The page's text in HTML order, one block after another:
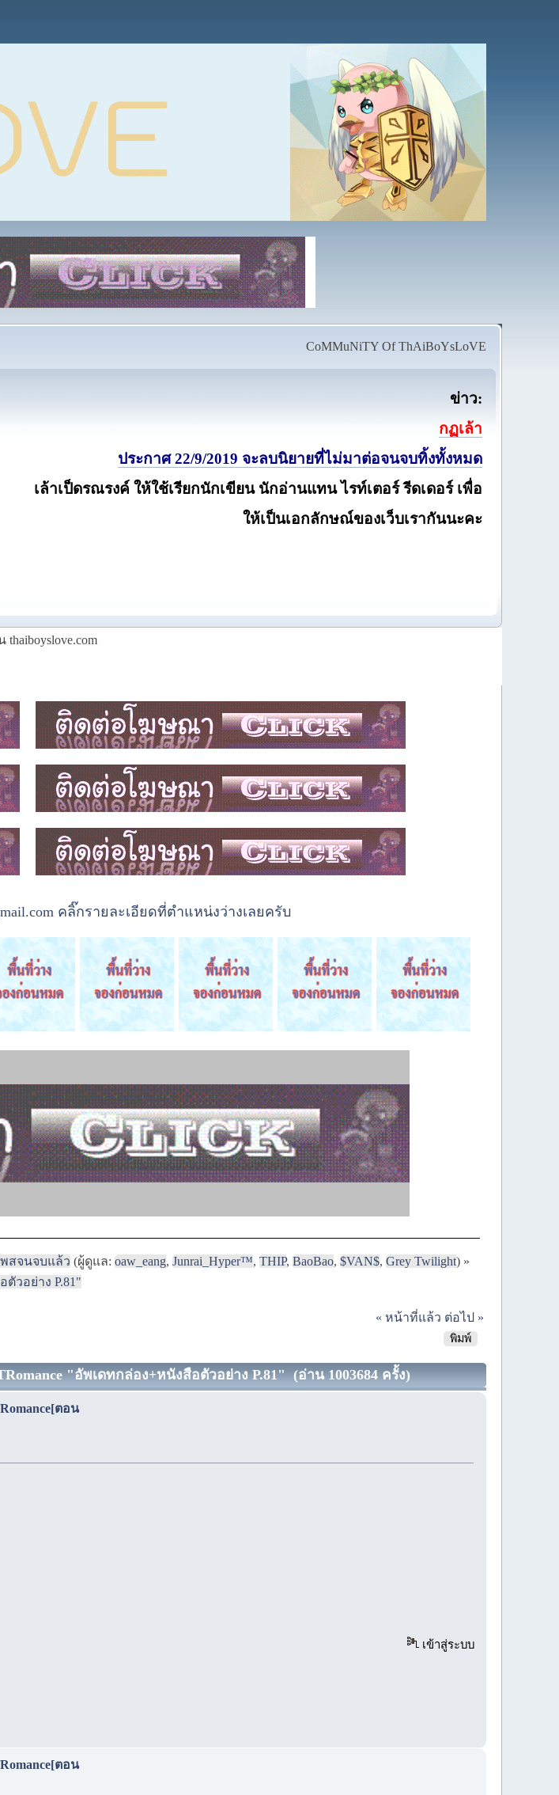
CoMMuNiTY Of ThAiBoYsLoVE
ข่าว:
กฏเล้า
ประกาศ 22/9/2019 จะลบนิยายที่ไม่มาต่อจนจบทิ้งทั้งหมด
เล้าเป็ดรณรงค์ ให้ใช้เรียกนักเขียน นักอ่านแทน ไรท์เตอร์ รีดเดอร์ เพื่อ
ให้เป็นเอกลักษณ์ของเว็บเรากันนะคะ
คลิ๊กรายละเอียดที่ตำแหน่งว่างเลยครับ
สจนจบแล้ว (ผู้ดูแล:oaw_eang,Junrai_Hyper™,THIP,BaoBao,$VAN$,Grey Twilight) »
วอย่าง P.81"
« หน้าที่แล้ว ต่อไป »
พิมพ์
"อัพเดทกล่อง+หนังสือตัวอย่าง P.81" (อ่าน 1003684 ครั้ง)
ตอน
เข้าสู่ระบบ
ตอน